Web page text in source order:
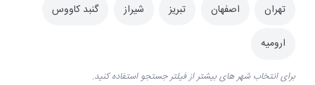
تهران
اصفهان تبریز شیراز گنبد کاووس
ارومیه
برای انتخاب شهر های بیشتر از فیلتر جستجو استفاده کنید.